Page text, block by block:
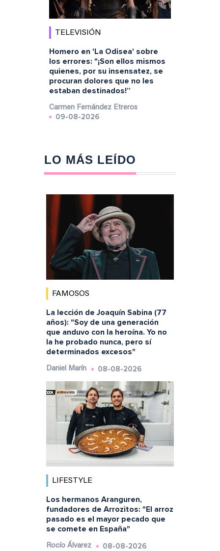
TELEVISIÓN
Homero en 'La Odisea' sobre
los errores: "¡Son ellos mismos
quienes, por su insensatez, se
procuran dolores que no les
estaban destinados!”
Carmen Fernández Etreros
09-08-2026
LO MÁS LEÍDO
FAMOSOS
La lección de Joaquín Sabina (77
años): "Soy de una generación
que anduvo con la heroína. Yo no
la he probado nunca, pero sí
determinados excesos"
Daniel Marín 08-08-2026
LIFESTYLE
Los hermanos Aranguren,
fundadores de Arrozitos: "El arroz
pasado es el mayor pecado que
se comete en España"
Rocío Álvarez 08-08-2026